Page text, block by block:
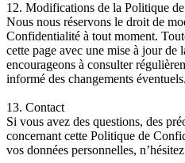
12. Modifications de la Politique
Nous nous réservons le droit de
Confidentialité à tout moment.
cette page avec une mise à jour de
encourageons à consulter
informé des changements éventuels.
13. Contact
Si vous avez des questions, des
concernant cette Politique de
vos données personnelles,